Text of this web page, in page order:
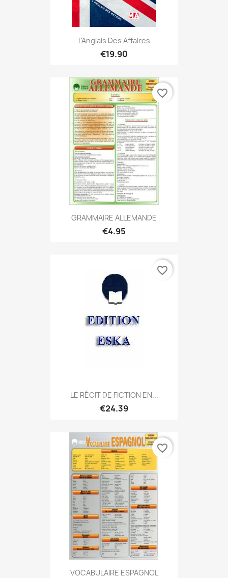
L'Anglais Des Affaires
€19.90
GRAMMAIRE ALLEMANDE
€4.95
favorite_border
LE RÉCIT DE FICTION EN...
€24.39
favorite_border
VOCABULAIRE ESPAGNOL
favorite_border